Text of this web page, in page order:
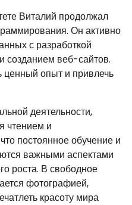
Виталий продолжал
Он активно
с разработкой
созданием веб-сайтов.
ценный опыт и привлечь
деятельности,
чтением и
постоянное обучение и
важными аспектами
роста. В свободное
фотографией,
красоту мира